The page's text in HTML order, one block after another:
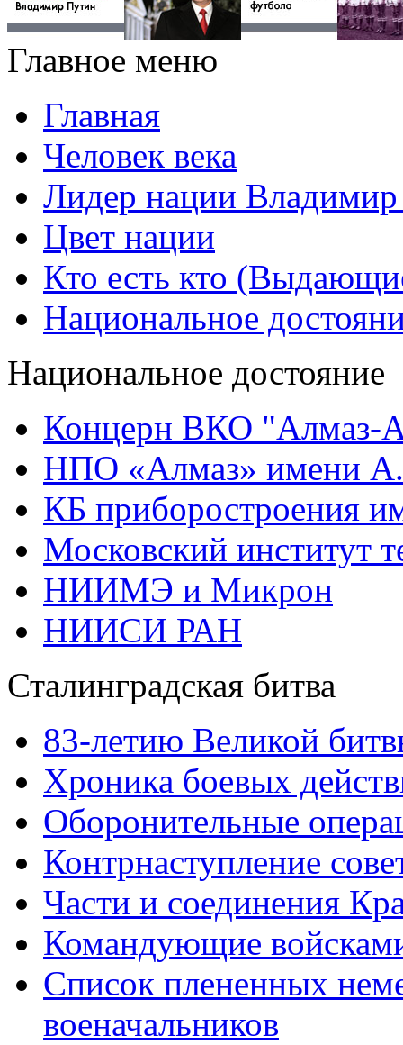
Главное меню
Главная
Человек века
Лидер нации
Цвет нации
Кто есть кто
Национальное
Национальное достояние
Концерн ВКО "Алмаз-
НПО «Алмаз» имени
КБ приборостроения
Московский институт
НИИМЭ и Микрон
НИИСИ РАН
Сталинградская битва
83-летию Великой
Хроника боевых
Оборонительные
Контрнаступление
Части и соединения
Командующие
Список плененных
военачальников